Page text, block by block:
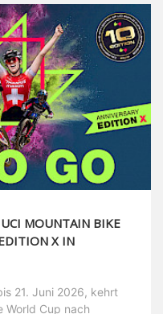
MOUNTAIN BIKE
X IN
21. Juni 2026, kehrt
World Cup nach